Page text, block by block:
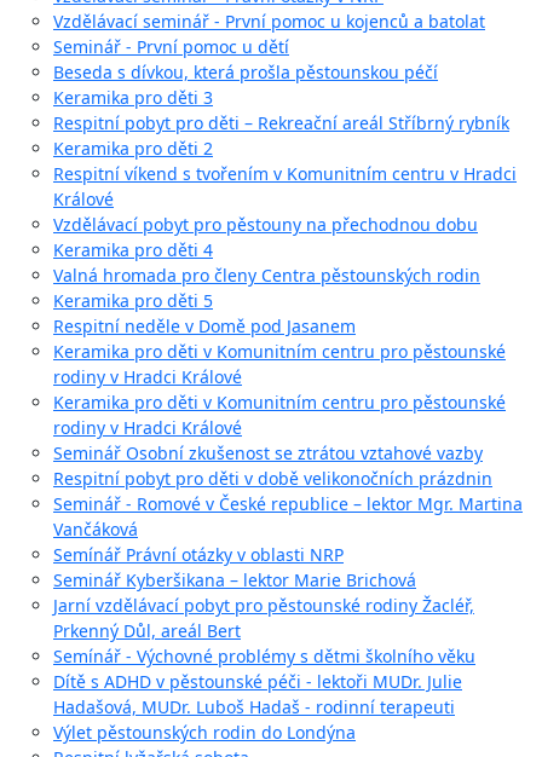
Vzdělávací seminář - První pomoc u kojenců a batolat
Seminář - První pomoc u dětí
Beseda s dívkou, která prošla pěstounskou péčí
Keramika pro děti 3
Respitní pobyt pro děti – Rekreační areál Stříbrný rybník
Keramika pro děti 2
Respitní víkend s tvořením v Komunitním centru v Hradci
Králové
Vzdělávací pobyt pro pěstouny na přechodnou dobu
Keramika pro děti 4
Valná hromada pro členy Centra pěstounských rodin
Keramika pro děti 5
Respitní neděle v Domě pod Jasanem
Keramika pro děti v Komunitním centru pro pěstounské
rodiny v Hradci Králové
Keramika pro děti v Komunitním centru pro pěstounské
rodiny v Hradci Králové
Seminář Osobní zkušenost se ztrátou vztahové vazby
Respitní pobyt pro děti v době velikonočních prázdnin
Seminář - Romové v České republice – lektor Mgr. Martina
Vančáková
Semínář Právní otázky v oblasti NRP
Seminář Kyberšikana – lektor Marie Brichová
Jarní vzdělávací pobyt pro pěstounské rodiny Žacléř,
Prkenný Důl, areál Bert
Semínář - Výchovné problémy s dětmi školního věku
Dítě s ADHD v pěstounské péči - lektoři MUDr. Julie
Hadašová, MUDr. Luboš Hadaš - rodinní terapeuti
Výlet pěstounských rodin do Londýna